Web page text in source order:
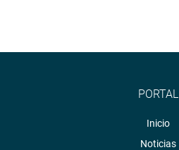
PORTAL
Inicio
Noticias